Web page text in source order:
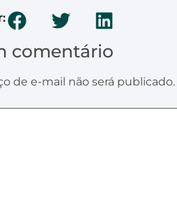
comentário
de e-mail não será publicado.